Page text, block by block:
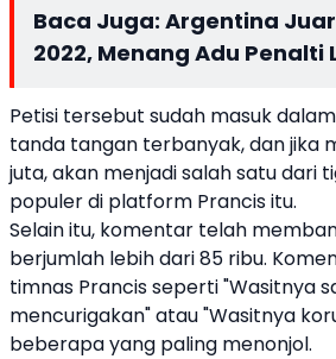
Baca Juga: Argentina
2022, Menang Adu Penalti
Petisi tersebut sudah masuk
tanda tangan terbanyak, dan jika
juta, akan menjadi salah satu dari
populer di platform Prancis itu.
Selain itu, komentar telah
berjumlah lebih dari 85 ribu.
timnas Prancis seperti "Wasitnya
mencurigakan" atau "Wasitnya
beberapa yang paling menonjol.